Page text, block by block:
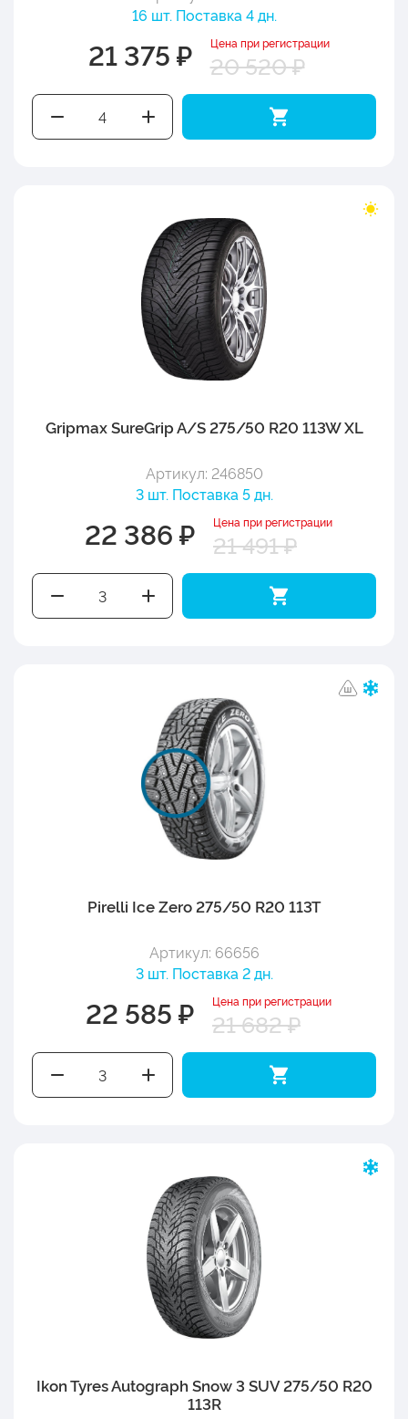
16 шт. Поставка 4 дн.
21 375 ₽ Цена при регистрации
20 520 ₽
Gripmax SureGrip A/S 275/50 R20 113W XL
Артикул: 246850
3 шт. Поставка 5 дн.
22 386 ₽ Цена при регистрации
21 491 ₽
Pirelli Ice Zero 275/50 R20 113T
Артикул: 66656
3 шт. Поставка 2 дн.
22 585 ₽ Цена при регистрации
21 682 ₽
Ikon Tyres Autograph Snow 3 SUV 275/50 R20
113R